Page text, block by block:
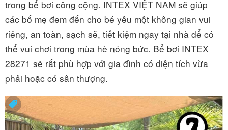
trong bể bơi công cộng. INTEX VIỆT NAM sẽ giúp
các bố mẹ đem đến cho bé yêu một không gian vui
riêng, an toàn, sạch sẽ, tiết kiệm ngay tại nhà để có
thể vui chơi trong mùa hè nóng bức. Bể bơi INTEX
28271 sẽ rất phù hợp với gia đình có diện tích vừa
phải hoặc có sân thượng.